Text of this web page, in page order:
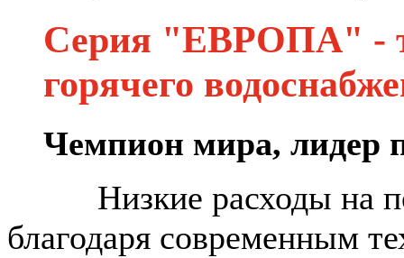
Серия "ЕВРОПА" -
горячего
Чемпион мира, лидер
Низкие расходы на
благодаря современным